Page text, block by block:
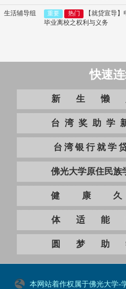
生活辅导组 重要 热门
【就贷宣导
毕业离校之权利与义务
快速
新生懒
台湾奖助学
台湾银行就学
佛光大学原住民族
健康
体适能
圆梦助
本网站着作权属于佛光大学-